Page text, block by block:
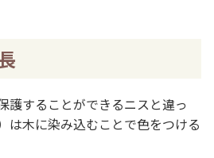
護することができるニスと違っ
は木に染み込むことで色をつける